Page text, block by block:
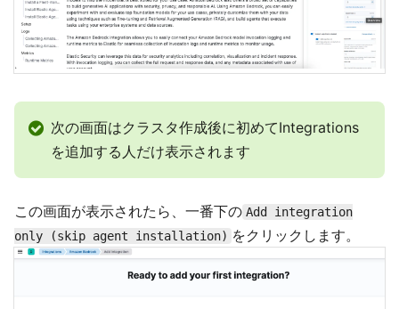
次の画面はクラスタ作成後に初めてIntegrations
を追加する人だけ表示されます
この画面が表示されたら、一番下の Add integration
only (skip agent installation) をクリックします。